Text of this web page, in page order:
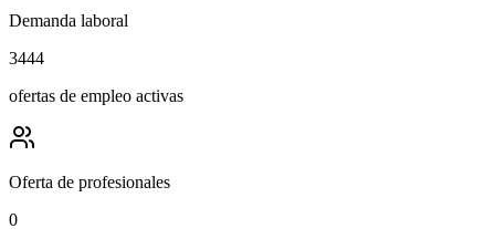
Demanda laboral
3444
ofertas de empleo activas
Oferta de profesionales
0